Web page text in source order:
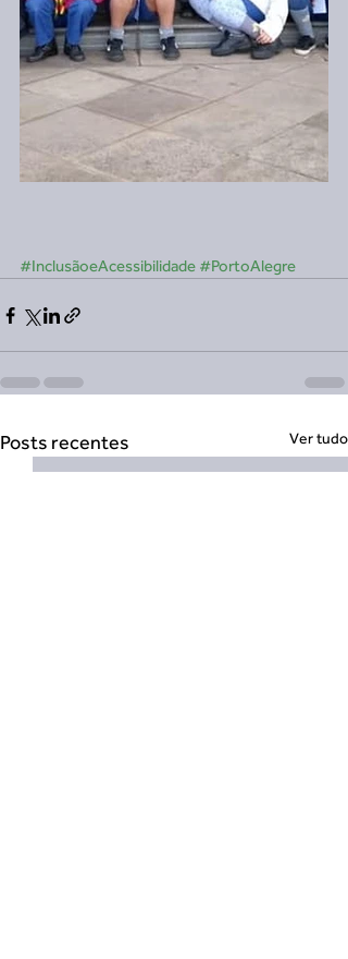
#InclusãoeAcessibilidade #PortoAlegre
Posts recentes Ver tudo